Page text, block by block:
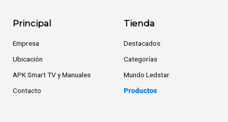
Principal
Empresa
Ubicación
APK Smart TV y Manuales
Contacto
Tienda
Destacados
Categorías
Mundo Ledstar
Productos